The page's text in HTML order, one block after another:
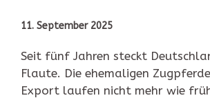
11. September 2025
Seit fünf Jahren steckt
Flaute. Die ehemaligen
Export laufen nicht mehr wie